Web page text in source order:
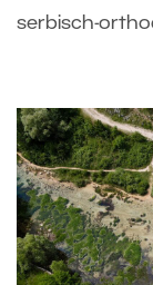
serbisch-